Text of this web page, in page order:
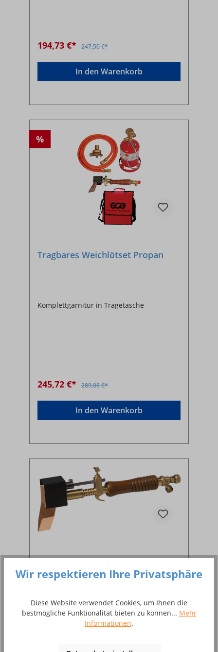
194,73 €* 247,50 €*
In den Warenkorb
%
Tragbares Weichlötset Propan
Komplettgarnitur in Tragetasche
245,72 €* 289,08 €*
In den Warenkorb
Lötkolben mit oder ohne
Kupferstück
zum Weichlöten von z. B. Dachrinnen
Wir respektieren Ihre Privatsphäre
Diese Website verwendet Cookies, um Ihnen die
bestmögliche Funktionalität bieten zu können... Mehr
Informationen.